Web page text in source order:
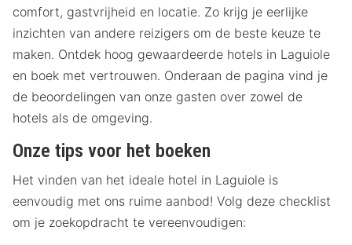
comfort, gastvrijheid en locatie. Zo krijg je eerlijke
inzichten van andere reizigers om de beste keuze te
maken. Ontdek hoog gewaardeerde hotels in Laguiole
en boek met vertrouwen. Onderaan de pagina vind je
de beoordelingen van onze gasten over zowel de
hotels als de omgeving.
Onze tips voor het boeken
Het vinden van het ideale hotel in Laguiole is
eenvoudig met ons ruime aanbod! Volg deze checklist
om je zoekopdracht te vereenvoudigen: